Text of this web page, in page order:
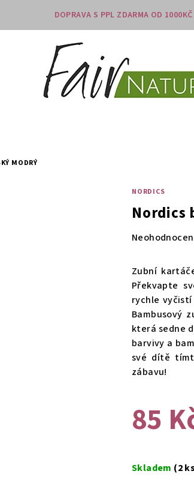
DOPRAVA S PPL ZDARMA OD 1000KČ
MODRÝ
NORDICS
Nordics
Průměrné
produktu
je
z
5
hvězdiček.
Zubní
Překvapte
rychle
Bambusový
která sedne
barvivy a
své dítě
zábavu!
85
cena:
Skladem (2